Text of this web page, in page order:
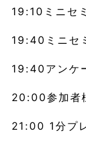
19:10ミニセ
19:40ミニセ
19:40アンケ
20:00参加者
21:00 1分プ